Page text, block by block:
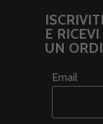
E
UN
Email